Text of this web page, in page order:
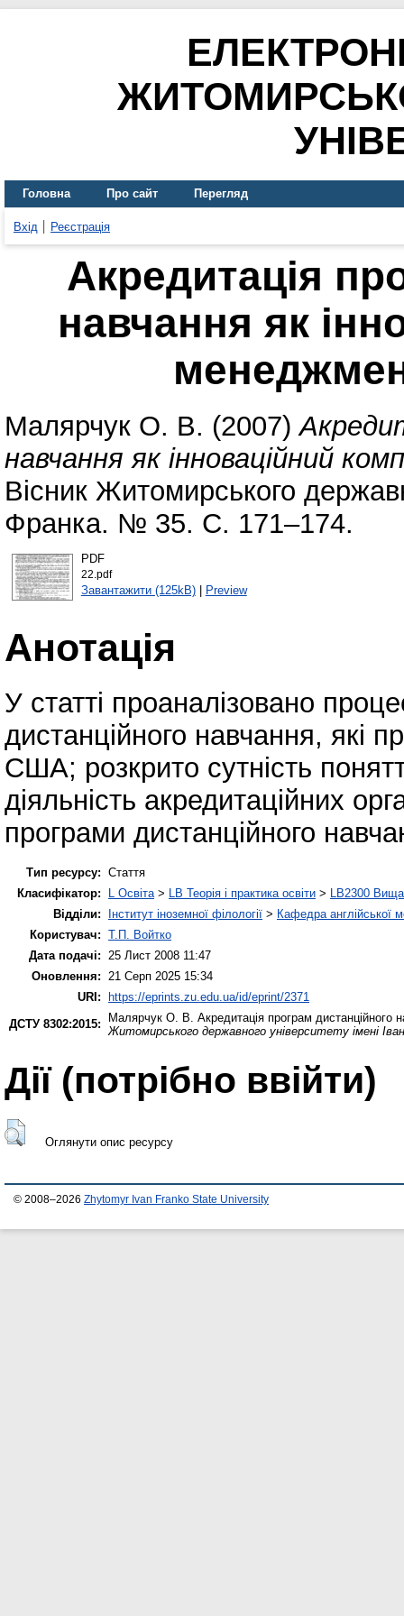
Головна Про сайт Перегляд
Вхід Реєстрація
Акредитація
навчання як
Малярчук О. В. (2007)
навчання як інноваційний
Вісник Житомирського
Франка. № 35. С. 171–174.
PDF
22.pdf
Завантажити (125kB)| Preview
Анотація
У статті проаналізовано
дистанційного навчання, які
США; розкрито сутність
діяльність акредитаційних
програми дистанційного
Тип ресурсу: Стаття
Класифікатор:
L Освіта > LB Теорія і практика освіти > LB2300 Вища
Відділи:
Інститут іноземної філології > Кафедра англійської
Користувач: Т.П. Войтко
Дата подачі:
25 Лист 2008 11:47
Оновлення:
21 Серп 2025 15:34
URI: https://eprints.zu.edu.ua/id/eprint/2371
ДСТУ 8302:2015:
Малярчук О. В. Акредитація програм
Житомирського державного університету імені
Дії ​​(потрібно ввійти)
Оглянути опис ресурсу
© 2008–2026 Zhytomyr Ivan Franko State University